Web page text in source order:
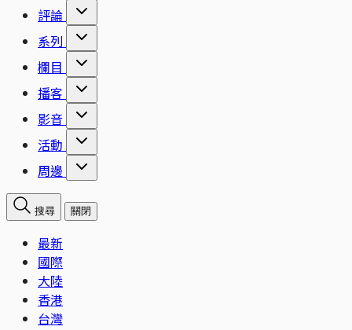
評論
系列
欄目
播客
影音
活動
周邊
搜尋 關閉
最新
國際
大陸
香港
台灣